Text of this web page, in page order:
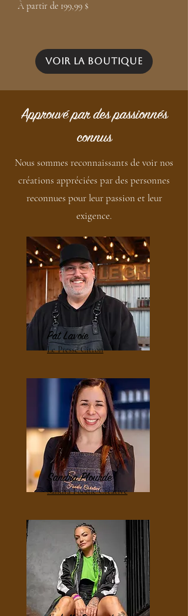
À partir de 199,99 $
Prix promotionnel
1 / 5
Voir la boutique
Approuvé par des passionnés
connus
Nous sommes reconnaissants de voir nos
créations appréciées par des personnes
reconnues pour leur passion et leur
exigence.
Pat Lavoie
Le Presse Citron
Sandra Plourde
Sandra Foodie Créative